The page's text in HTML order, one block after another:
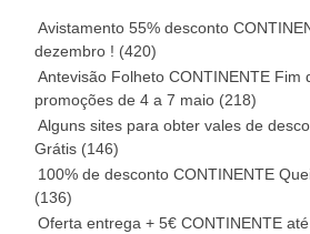
Avistamento 55% desconto
dezembro ! (420)
Antevisão Folheto CONTINENTE Fim
promoções de 4 a 7 maio (218)
Alguns sites para obter vales de
Grátis (146)
100% de desconto CONTINENTE
(136)
Oferta entrega + 5€ CONTINENTE